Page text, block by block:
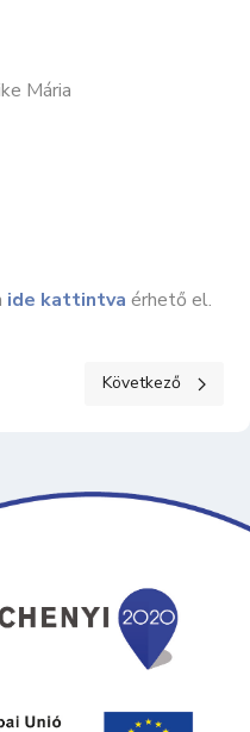
Mária
ide kattintva érhető el.
I. Szervezeti, személyzeti
Következő cikk:
Következő